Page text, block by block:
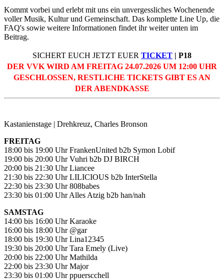
Kommt vorbei und erlebt mit uns ein unvergessliches Wochenende
voller Musik, Kultur und Gemeinschaft. Das komplette Line Up, die
FAQ's sowie weitere Informationen findet ihr weiter unten im
Beitrag.
SICHERT EUCH JETZT EUER TICKET | P18
DER VVK WIRD AM FREITAG 24.07.2026 UM 12:00 UHR
GESCHLOSSEN, RESTLICHE TICKETS GIBT ES AN
DER ABENDKASSE
Kastanienstage | Drehkreuz, Charles Bronson
FREITAG
18:00 bis 19:00 Uhr FrankenUnited b2b Symon Lobif
19:00 bis 20:00 Uhr Vuhri b2b DJ BIRCH
20:00 bis 21:30 Uhr Liancee
21:30 bis 22:30 Uhr LILICIOUS b2b InterStella
22:30 bis 23:30 Uhr 808babes
23:30 bis 01:00 Uhr Alles Atzig b2b han/nah
SAMSTAG
14:00 bis 16:00 Uhr Karaoke
16:00 bis 18:00 Uhr @gar
18:00 bis 19:30 Uhr Lina12345
19:30 bis 20:00 Uhr Tara Emely (Live)
20:00 bis 22:00 Uhr Mathilda
22:00 bis 23:30 Uhr Major
23:30 bis 01:00 Uhr ppuerscchell